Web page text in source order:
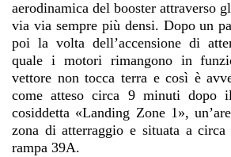
aerodinamica del booster attraverso
via via sempre più densi. Dopo un
poi la volta dell’accensione di
quale i motori rimangono in
vettore non tocca terra e così è
come atteso circa 9 minuti dopo
cosiddetta «Landing Zone 1»,
zona di atterraggio e situata a
rampa 39A.